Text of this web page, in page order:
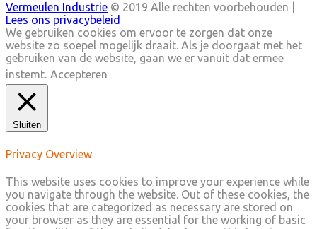
Vermeulen Industrie © 2019 Alle rechten voorbehouden |
Lees ons privacybeleid
We gebruiken cookies om ervoor te zorgen dat onze
website zo soepel mogelijk draait. Als je doorgaat met het
gebruiken van de website, gaan we er vanuit dat ermee
instemt. Accepteren
Sluiten
Privacy Overview
This website uses cookies to improve your experience while
you navigate through the website. Out of these cookies, the
cookies that are categorized as necessary are stored on
your browser as they are essential for the working of basic